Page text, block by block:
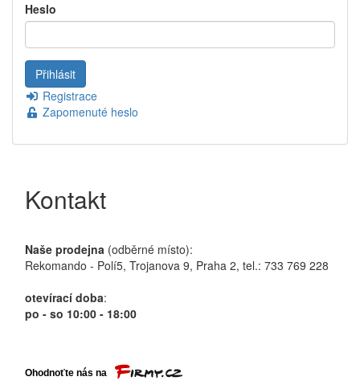
Heslo
Registrace
Zapomenuté heslo
Kontakt
Naše prodejna (odběrné místo):
Rekomando - Polí5, Trojanova 9, Praha 2, tel.: 733 769 228
otevírací doba:
po - so 10:00 - 18:00